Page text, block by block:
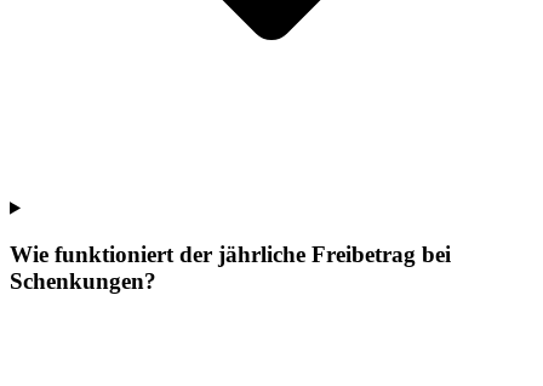
Wie funktioniert der jährliche Freibetrag bei
Schenkungen?